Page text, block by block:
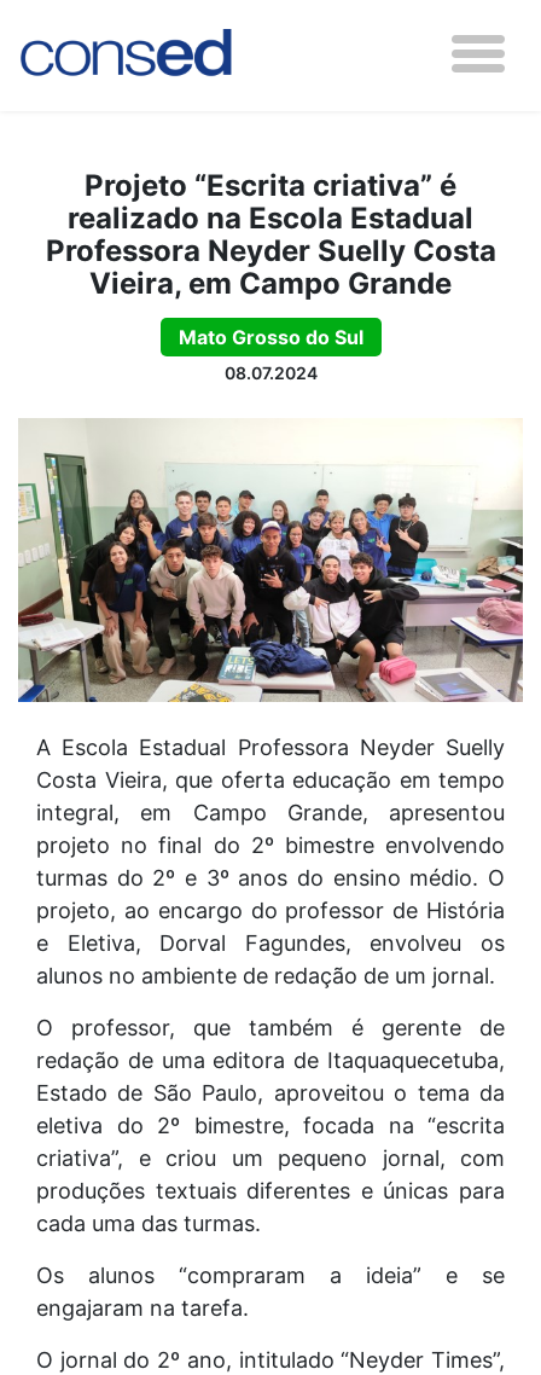
Projeto “Escrita criativa” é
realizado na Escola Estadual
Professora Neyder Suelly Costa
Vieira, em Campo Grande
Mato Grosso do Sul
08.07.2024
A Escola Estadual Professora Neyder Suelly
Costa Vieira, que oferta educação em tempo
integral, em Campo Grande, apresentou
projeto no final do 2º bimestre envolvendo
turmas do 2º e 3º anos do ensino médio. O
projeto, ao encargo do professor de História
e Eletiva, Dorval Fagundes, envolveu os
alunos no ambiente de redação de um jornal.
O professor, que também é gerente de
redação de uma editora de Itaquaquecetuba,
Estado de São Paulo, aproveitou o tema da
eletiva do 2º bimestre, focada na “escrita
criativa”, e criou um pequeno jornal, com
produções textuais diferentes e únicas para
cada uma das turmas.
Os alunos “compraram a ideia” e se
engajaram na tarefa.
O jornal do 2º ano, intitulado “Neyder Times”,